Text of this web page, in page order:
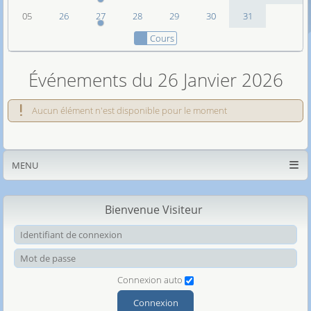
MENU
Bienvenue Visiteur
Connexion auto
Connexion
05
26 27 28 29 30
31
Cours
Événements du 26 Janvier 2026
Aucun élément n'est disponible pour le moment